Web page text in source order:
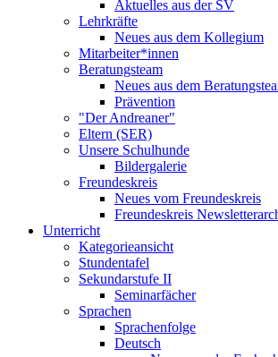
Aktuelles aus der SV
Lehrkräfte
Neues aus dem Kollegium
Mitarbeiter*innen
Beratungsteam
Neues aus dem
Prävention
"Der Andreaner"
Eltern (SER)
Unsere Schulhunde
Bildergalerie
Freundeskreis
Neues vom Freundeskreis
Freundeskreis
Unterricht
Kategorieansicht
Stundentafel
Sekundarstufe II
Seminarfächer
Sprachen
Sprachenfolge
Deutsch